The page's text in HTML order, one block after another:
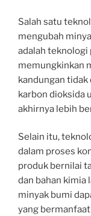
Salah satu
mengubah
adalah teknologi
memungkinkan
kandungan
karbon dioksida
akhirnya lebih
Selain itu,
dalam proses
produk bernilai
dan bahan kimia
minyak bumi
yang